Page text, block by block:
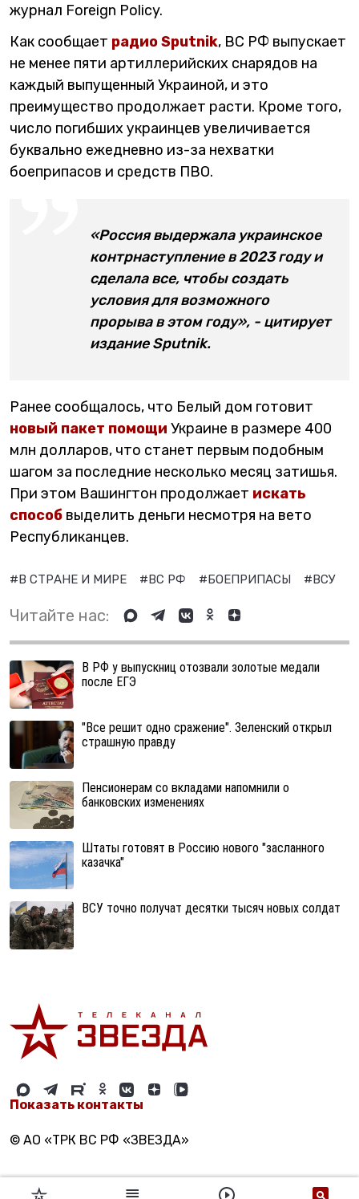
журнал Foreign Policy.
Как сообщает радио Sputnik, ВС РФ выпускает
не менее пяти артиллерийских снарядов на
каждый выпущенный Украиной, и это
преимущество продолжает расти. Кроме того,
число погибших украинцев увеличивается
буквально ежедневно из-за нехватки
боеприпасов и средств ПВО.
«Россия выдержала украинское
контрнаступление в 2023 году и
сделала все, чтобы создать
условия для возможного
прорыва в этом году», - цитирует
издание Sputnik.
Ранее сообщалось, что Белый дом готовит
новый пакет помощи Украине в размере 400
млн долларов, что станет первым подобным
шагом за последние несколько месяц затишья.
При этом Вашингтон продолжает искать
способ выделить деньги несмотря на вето
Республиканцев.
#В СТРАНЕ И МИРЕ #ВС РФ #БОЕПРИПАСЫ #ВСУ
Читайте нас:
В РФ у выпускниц отозвали золотые медали
после ЕГЭ
"Все решит одно сражение". Зеленский открыл
страшную правду
Пенсионерам со вкладами напомнили о
банковских изменениях
Штаты готовят в Россию нового "засланного
казачка"
ВСУ точно получат десятки тысяч новых солдат
Показать контакты
© АО «ТРК ВС РФ «ЗВЕЗДА»